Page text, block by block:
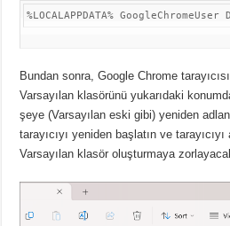
%LOCALAPPDATA% GoogleChromeUser
Bundan sonra, Google Chrome
Varsayılan klasörünü yukarıdaki
şeye (Varsayılan eski gibi) yeniden
tarayıcıyı yeniden başlatın ve
Varsayılan klasör oluşturmaya